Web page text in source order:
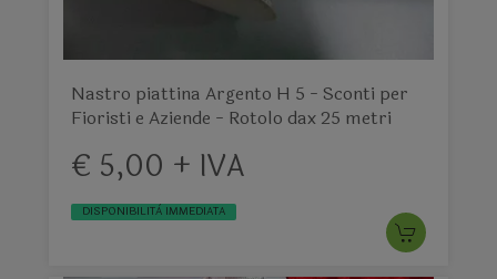
Nastro piattina Argento H 5 - Sconti per
Fioristi e Aziende - Rotolo dax 25 metri
€ 5,00 + IVA
DISPONIBILITÀ IMMEDIATA